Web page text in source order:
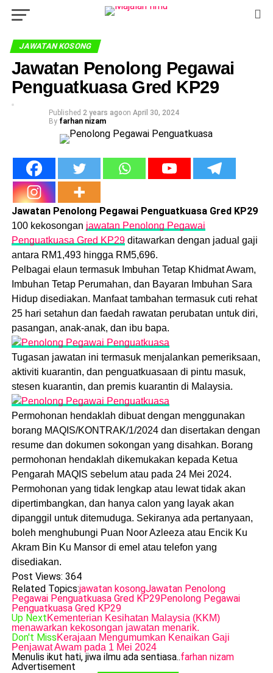
JAWATAN KOSONG
Jawatan Penolong Pegawai
Penguatkuasa Gred KP29
Published 2 years agoon April 30, 2024
By farhan nizam
Jawatan Penolong Pegawai Penguatkuasa Gred KP29
100 kekosongan jawatan Penolong Pegawai
Penguatkuasa Gred KP29ditawarkan dengan jadual gaji
antara RM1,493 hingga RM5,696.
Pelbagai elaun termasuk Imbuhan Tetap Khidmat Awam,
Imbuhan Tetap Perumahan, dan Bayaran Imbuhan Sara
Hidup disediakan. Manfaat tambahan termasuk cuti rehat
25 hari setahun dan faedah rawatan perubatan untuk diri,
pasangan, anak-anak, dan ibu bapa.
Tugasan jawatan ini termasuk menjalankan pemeriksaan,
aktiviti kuarantin, dan penguatkuasaan di pintu masuk,
stesen kuarantin, dan premis kuarantin di Malaysia.
Permohonan hendaklah dibuat dengan menggunakan
borang MAQIS/KONTRAK/1/2024 dan disertakan dengan
resume dan dokumen sokongan yang disahkan. Borang
permohonan hendaklah dikemukakan kepada Ketua
Pengarah MAQIS sebelum atau pada 24 Mei 2024.
Permohonan yang tidak lengkap atau lewat tidak akan
dipertimbangkan, dan hanya calon yang layak akan
dipanggil untuk ditemuduga. Sekiranya ada pertanyaan,
boleh menghubungi Puan Noor Azleeza atau Encik Ku
Akram Bin Ku Mansor di emel atau telefon yang
disediakan.
Post Views: 364
Related Topics:jawatan kosongJawatan Penolong
Pegawai Penguatkuasa Gred KP29Penolong Pegawai
Penguatkuasa Gred KP29
Up NextKementerian Kesihatan Malaysia (KKM)
menawarkan kekosongan jawatan menarik.
Don't MissKerajaan Mengumumkan Kenaikan Gaji
Penjawat Awam pada 1 Mei 2024
farhan nizam
Menulis ikut hati, jiwa ilmu ada sentiasa..
Advertisement